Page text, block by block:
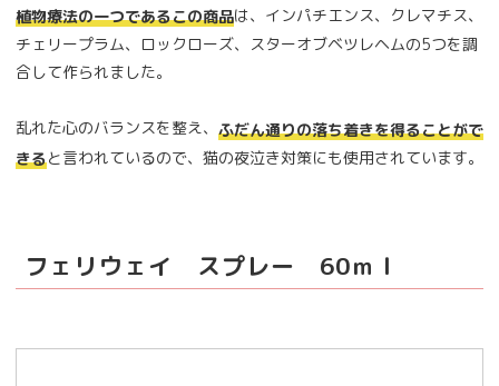
植物療法の一つであるこの商品は、インパチエンス、クレマチス、
チェリープラム、ロックローズ、スターオブベツレヘムの5つを調
合して作られました。
乱れた心のバランスを整え、 ふだん通りの落ち着きを得ることがで
きると言われているので、猫の夜泣き対策にも使用されています。
フェリウェイ スプレー 60ｍｌ